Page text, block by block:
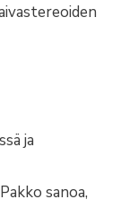
ja
sanoa,